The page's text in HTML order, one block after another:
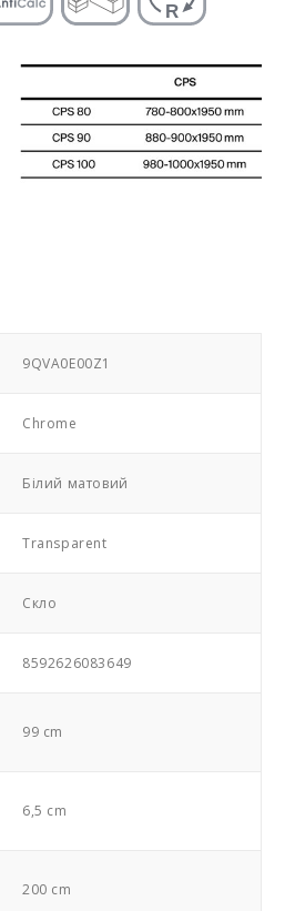
9QVA0E00Z1
Chrome
Білий матовий
Transparent
Скло
8592626083649
99 cm
6,5 cm
200 cm